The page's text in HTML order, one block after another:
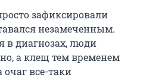
зафиксировали
незамеченным.
в диагнозах, люди
а клещ тем временем
очаг все-таки